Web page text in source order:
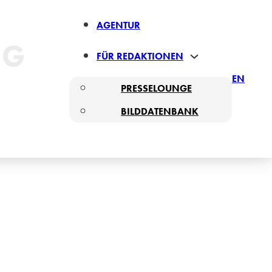
AGENTUR
FÜR REDAKTIONEN
PRESSELOUNGE
BILDDATENBANK
EN